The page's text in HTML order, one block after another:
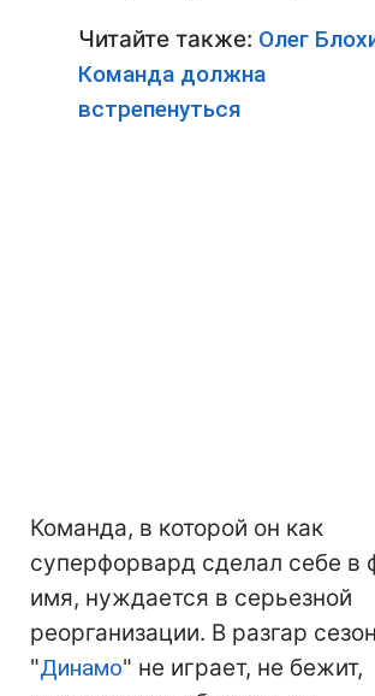
Читайте также: Олег
Команда должна
встрепенуться
Команда, в которой он как
суперфорвард сделал себе в
имя, нуждается в серьезной
реорганизации. В разгар
"Динамо" не играет, не бежит,